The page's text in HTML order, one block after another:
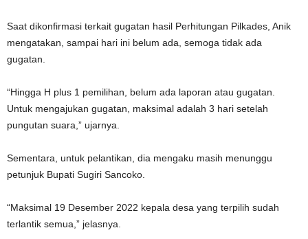
Saat dikonfirmasi terkait gugatan hasil Perhitungan Pilkades, Anik
mengatakan, sampai hari ini belum ada, semoga tidak ada
gugatan.
“Hingga H plus 1 pemilihan, belum ada laporan atau gugatan.
Untuk mengajukan gugatan, maksimal adalah 3 hari setelah
pungutan suara,” ujarnya.
Sementara, untuk pelantikan, dia mengaku masih menunggu
petunjuk Bupati Sugiri Sancoko.
“Maksimal 19 Desember 2022 kepala desa yang terpilih sudah
terlantik semua,” jelasnya.